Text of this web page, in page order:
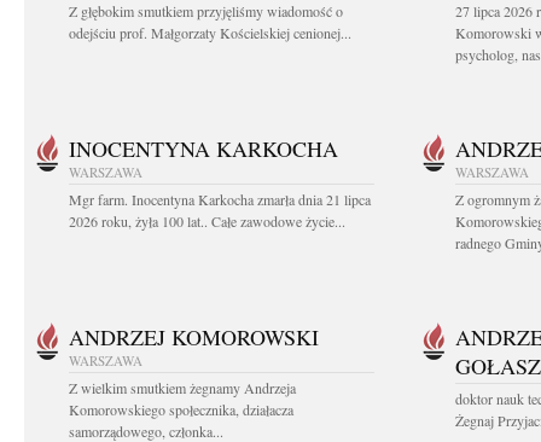
Z głębokim smutkiem przyjęliśmy wiadomość o
odejściu prof. Małgorzaty Kościelskiej cenionej...
27 lipca 2026
Komorowski
psycholog,
INOCENTYNA KARKOCHA
WARSZAWA
Mgr farm. Inocentyna Karkocha zmarła dnia 21 lipca
2026 roku, żyła 100 lat.. Całe zawodowe życie...
WARSZAWA
Z ogromnym
radnego
ANDRZEJ KOMOROWSKI
WARSZAWA
Z wielkim smutkiem żegnamy Andrzeja
Komorowskiego społecznika, działacza
samorządowego, członka...
doktor nauk
Żegnaj